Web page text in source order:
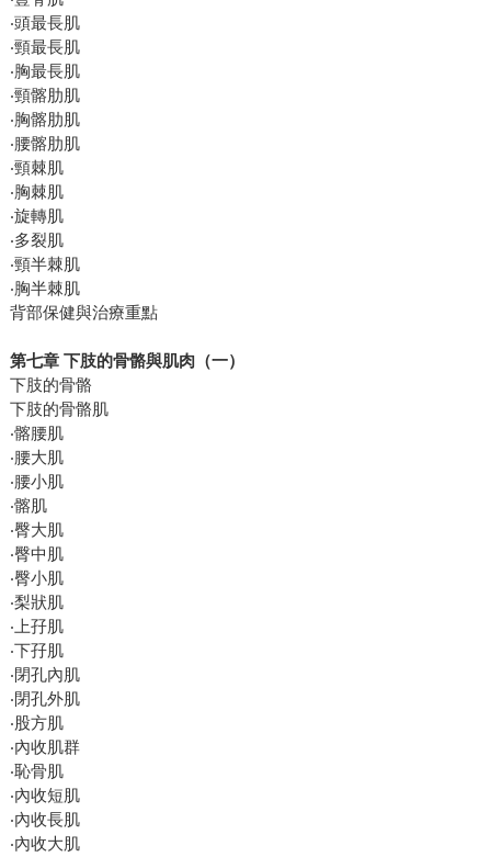
‧頭最長肌
‧頸最長肌
‧胸最長肌
‧頸髂肋肌
‧胸髂肋肌
‧腰髂肋肌
‧頸棘肌
‧胸棘肌
‧旋轉肌
‧多裂肌
‧頸半棘肌
‧胸半棘肌
背部保健與治療重點
第七章 下肢的骨骼與肌肉（一）
下肢的骨骼
下肢的骨骼肌
‧髂腰肌
‧腰大肌
‧腰小肌
‧髂肌
‧臀大肌
‧臀中肌
‧臀小肌
‧梨狀肌
‧上孖肌
‧下孖肌
‧閉孔內肌
‧閉孔外肌
‧股方肌
‧內收肌群
‧恥骨肌
‧內收短肌
‧內收長肌
‧內收大肌